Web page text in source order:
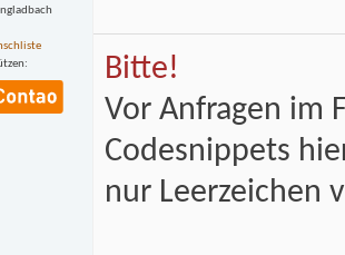
{
>addError
[ 'ERR'][
}
Bitte!
Vor Anfragen im
Codesnippets
nur Leerzeichen